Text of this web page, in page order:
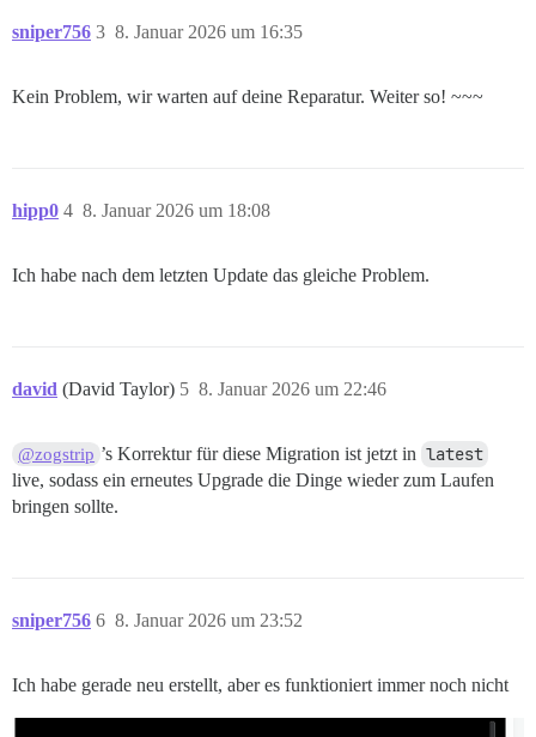
sniper756 8. Januar 2026 um 16:35
3
Kein Problem, wir warten auf deine Reparatur. Weiter so! ~~~
hipp0 8. Januar 2026 um 18:08
4
Ich habe nach dem letzten Update das gleiche Problem.
david (David Taylor) 8. Januar 2026 um 22:46
5
@zogstrip ’s Korrektur für diese Migration ist jetzt in latest
live, sodass ein erneutes Upgrade die Dinge wieder zum Laufen
bringen sollte.
sniper756 8. Januar 2026 um 23:52
6
Ich habe gerade neu erstellt, aber es funktioniert immer noch nicht